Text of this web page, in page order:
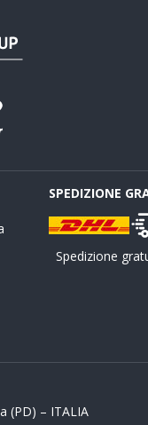
SPEDIZIONE
Spedizione
(PD) – ITALIA